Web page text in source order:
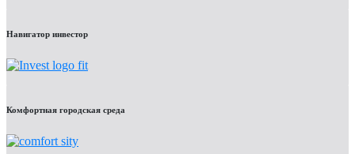
Навигатор инвестор
Комфортная городская среда